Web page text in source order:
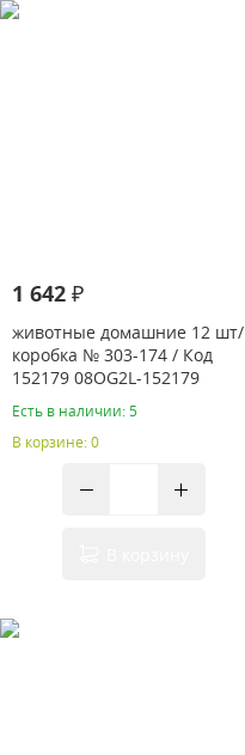
1 642 ₽
животные домашние 12 шт/
коробка № 303-174 / Код
152179 08OG2L-152179
Есть в наличии: 5
В корзине: 0